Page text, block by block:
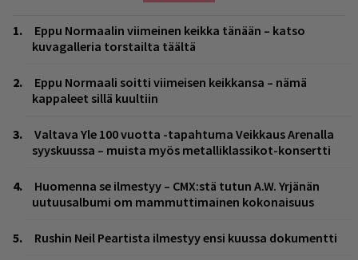
Eppu Normaalin viimeinen keikka tänään – katso
kuvagalleria torstailta täältä
Eppu Normaali soitti viimeisen keikkansa – nämä
kappaleet sillä kuultiin
Valtava Yle 100 vuotta -tapahtuma Veikkaus Arenalla
syyskuussa – muista myös metalliklassikot-konsertti
Huomenna se ilmestyy – CMX:stä tutun A.W. Yrjänän
uutuusalbumi om mammuttimainen kokonaisuus
Rushin Neil Peartista ilmestyy ensi kuussa dokumentti